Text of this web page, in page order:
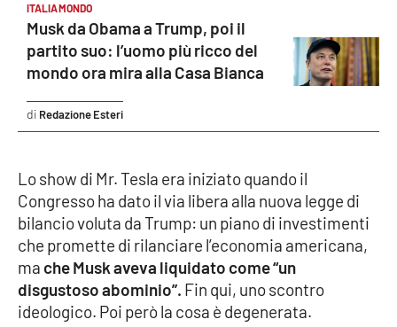
Leggendo Alvaro insieme
Imprese Di Calabria
Le perfidie di Antonella Grippo
STREAMING
LaC TV
LaC Network
ITALIA MONDO
Musk da Obama a Trump, poi il
partito suo: l’uomo più ricco del
mondo ora mira alla Casa Bianca
Redazione Esteri
Lo show di Mr. Tesla era iniziato quando il
Congresso ha dato il via libera alla nuova legge di
bilancio voluta da Trump: un piano di investimenti
che promette di rilanciare l’economia americana,
ma che Musk aveva liquidato come “un
disgustoso abominio”. Fin qui, uno scontro
ideologico. Poi però la cosa è degenerata.